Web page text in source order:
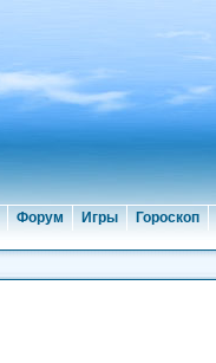
Форум Игры Гороскоп